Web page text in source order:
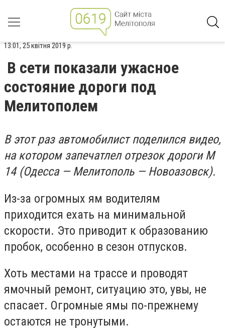
13:01, 25 квітня 2019 р.
В сети показали ужасное
состояние дороги под
Мелитополем
В этот раз автомобилист поделился видео,
на котором запечатлел отрезок дороги М
14 (Одесса — Мелитополь — Новоазовск).
Из-за огромных ям водителям
приходится ехать на минимальной
скорости. Это приводит к образованию
пробок, особенно в сезон отпусков.
Хоть местами на трассе и проводят
ямочный ремонт, ситуацию это, увы, не
спасает. Огромные ямы по-прежнему
остаются не тронутыми.